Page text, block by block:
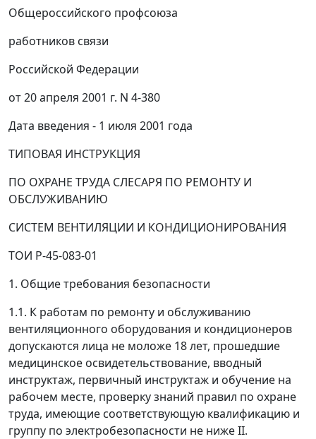
Общероссийского профсоюза
работников связи
Российской Федерации
от 20 апреля 2001 г. N 4-380
Дата введения - 1 июля 2001 года
ТИПОВАЯ ИНСТРУКЦИЯ
ПО ОХРАНЕ ТРУДА СЛЕСАРЯ ПО РЕМОНТУ И
ОБСЛУЖИВАНИЮ
СИСТЕМ ВЕНТИЛЯЦИИ И КОНДИЦИОНИРОВАНИЯ
ТОИ Р-45-083-01
1. Общие требования безопасности
1.1. К работам по ремонту и обслуживанию
вентиляционного оборудования и кондиционеров
допускаются лица не моложе 18 лет, прошедшие
медицинское освидетельствование, вводный
инструктаж, первичный инструктаж и обучение на
рабочем месте, проверку знаний правил по охране
труда, имеющие соответствующую квалификацию и
группу по электробезопасности не ниже II.